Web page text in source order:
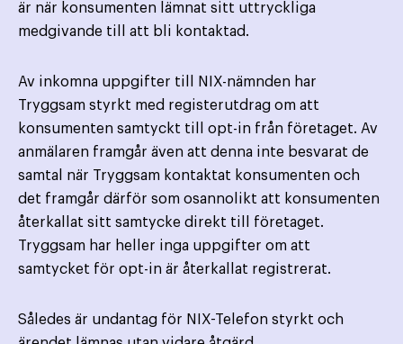
är när konsumenten lämnat sitt uttryckliga
medgivande till att bli kontaktad.
Av inkomna uppgifter till NIX-nämnden har
Tryggsam styrkt med registerutdrag om att
konsumenten samtyckt till opt-in från företaget. Av
anmälaren framgår även att denna inte besvarat de
samtal när Tryggsam kontaktat konsumenten och
det framgår därför som osannolikt att konsumenten
återkallat sitt samtycke direkt till företaget.
Tryggsam har heller inga uppgifter om att
samtycket för opt-in är återkallat registrerat.
Således är undantag för NIX-Telefon styrkt och